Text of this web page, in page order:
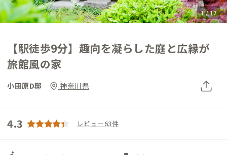
1 / 12
【駅徒歩9分】趣向を凝らした庭と広縁が
旅館風の家
小田原D邸 神奈川県
4.3 レビュー63件